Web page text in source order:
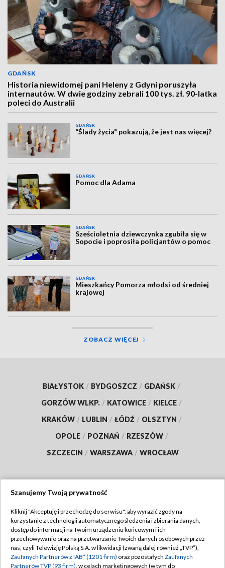
GDAŃSK
Historia niewidomej pani Heleny z Gdyni poruszyła
internautów. W dwie godziny zebrali 100 tys. zł. 90-latka
poleci do Australii
GDAŃSK
“Ślady życia" pokazują, że jest nas więcej?
GDAŃSK
Pomoc dla Adama
GDAŃSK
Sześcioletnia dziewczynka zgubiła się w
Sopocie i poprosiła policjantów o pomoc
GDAŃSK
Mieszkańcy Pomorza młodsi od średniej
krajowej
ZOBACZ WIĘCEJ
BIAŁYSTOK / BYDGOSZCZ / GDAŃSK /
GORZÓW WLKP. / KATOWICE / KIELCE /
KRAKÓW / LUBLIN / ŁÓDŹ / OLSZTYN /
OPOLE / POZNAŃ / RZESZÓW /
SZCZECIN / WARSZAWA / WROCŁAW
TVP
Abonament TVP
Emisja w TVP
Regulamin TVP
Polityka prywatności
Szanujemy Twoją prywatność
Kliknij "Akceptuję i przechodzę do serwisu", aby wyrazić zgody na
korzystanie z technologii automatycznego śledzenia i zbierania danych,
dostęp do informacji na Twoim urządzeniu końcowym i ich
przechowywanie oraz na przetwarzanie Twoich danych osobowych przez
nas, czyli Telewizję Polską S.A. w likwidacji (zwaną dalej również „TVP”),
Zaufanych Partnerów z IAB* (1201 firm) oraz pozostałych Zaufanych
Partnerów TVP (93 firm), w celach marketingowych (w tym do